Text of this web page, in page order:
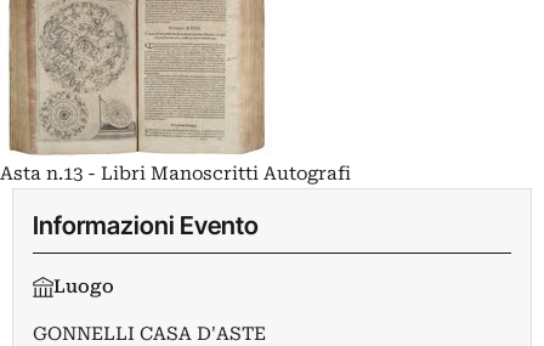
Asta n.13 - Libri Manoscritti Autografi
Informazioni Evento
Luogo
GONNELLI CASA D'ASTE